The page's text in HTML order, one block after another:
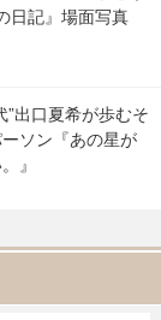
日記』場面写真
”出口夏希が歩むそ
ソン『あの星が
』